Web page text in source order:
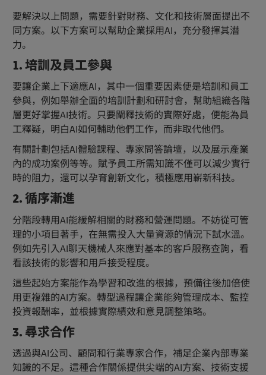
要解決以上問題，需要針對財務、文化和技術層面提出不
同方案。以下方案可以幫助企業採用AI，充分發揮其潛
力。
1. 培訓及員工參與
要讓企業上下適應AI，其中一個重要因素便是培訓和員工
參與，例如舉辦全面的培訓計劃和研討會，幫助組織各階
層更好掌握AI技術。只要闡釋技術的實際好處，便能為員
工釋疑，明白AI如何輔助他們工作，而非取代他們。
有關計劃包括AI體驗課程、專家問答論壇，以及展示產業
內的成功案例等等。賦予員工所需知識不僅可以減少實行
時的阻力，還可以孕育創新文化，積極應用嶄新科技。
2. 循序漸進
分階段轉用AI能緩解相關的財務和營運問題。不妨從可管
理的小項目著手，在無需投入大量資源的情況下試水溫。
例如先引入AI聊天機械人來應對基本的客戶服務查詢，看
看該技術的影響和用戶接受程度。
這些起始方案能作為學習和改進的根據，預備往後加倍使
用更複雜的AI方案。轉型過程讓企業能夠管理成本、監控
投資報酬率，並根據實際績效和意見調整策略。
3. 尋求合作
透過與AI公司、顧問和行業專家合作，補足企業內部專業
知識的不足。這種合作關係提供尖端的AI方案、技術支援